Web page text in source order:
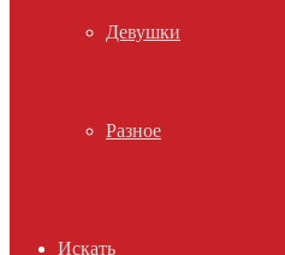
Девушки
Разное
Искать